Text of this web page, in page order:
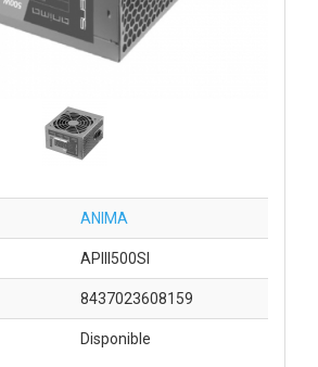
ANIMA
APIII500SI
8437023608159
Disponible